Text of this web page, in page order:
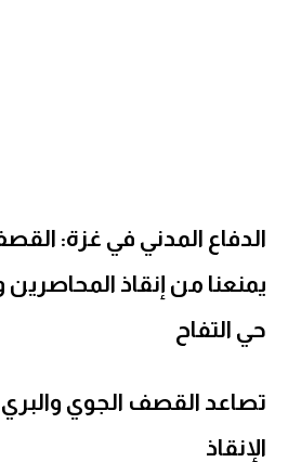
الدفاع المدني في غزة:
يمنعنا من إنقاذ
حي التفاح
تصاعد القصف الجوي
الإنقاذ